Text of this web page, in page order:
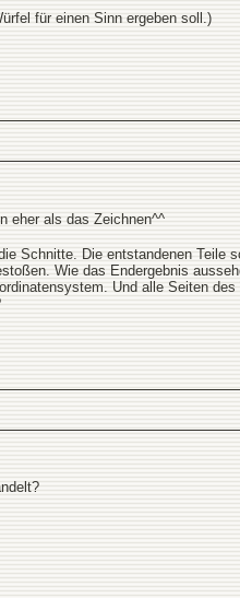
für einen Sinn ergeben soll.)
eher als das Zeichnen^^
Schnitte. Die entstandenen Teile
Wie das Endergebnis
Und alle Seiten